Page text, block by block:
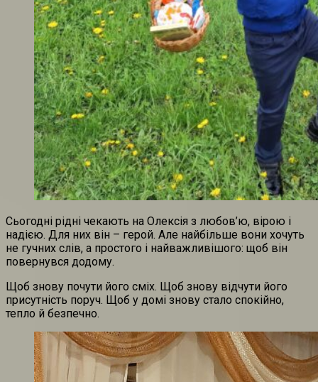
Сьогодні рідні чекають на Олексія з любов’ю, вірою і
надією. Для них він – герой. Але найбільше вони хочуть
не гучних слів, а простого і найважливішого: щоб він
повернувся додому.
Щоб знову почути його сміх. Щоб знову відчути його
присутність поруч. Щоб у домі знову стало спокійно,
тепло й безпечно.